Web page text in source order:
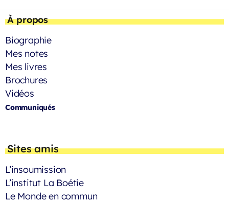
À propos
Biographie
Mes notes
Mes livres
Brochures
Vidéos
Communiqués
Sites amis
L’insoumission
L’institut La Boétie
Le Monde en commun